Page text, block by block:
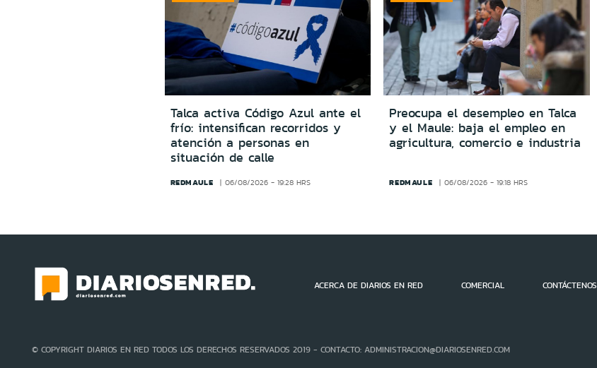
Talca activa Código Azul ante el
frío: intensifican recorridos y
atención a personas en
situación de calle
REDMAULE 06/08/2026 - 19:28 HRS
Preocupa el desempleo en Talca
y el Maule: baja el empleo en
agricultura, comercio e industria
REDMAULE 06/08/2026 - 19:18 HRS
ACERCA DE DIARIOS EN RED COMERCIAL CONTÁCTENOS
© COPYRIGHT DIARIOS EN RED TODOS LOS DERECHOS RESERVADOS 2019 - CONTACTO: ADMINISTRACION@DIARIOSENRED.COM